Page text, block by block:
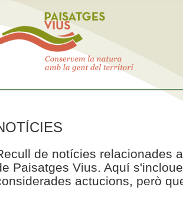
de notícies relacionades
Paisatges Vius. Aquí
actucions, però